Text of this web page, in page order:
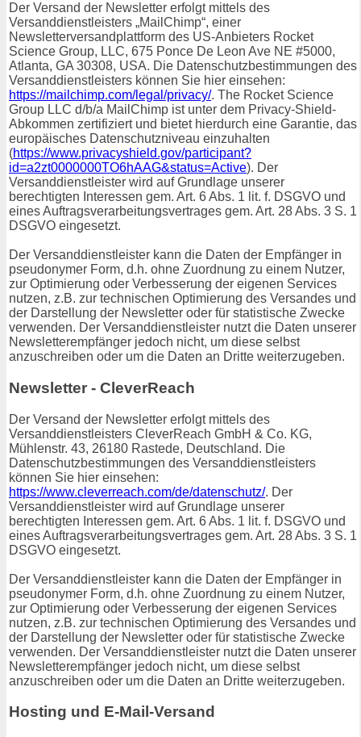
Der Versand der Newsletter erfolgt mittels des
Versanddienstleisters „MailChimp“, einer
Newsletterversandplattform des US-Anbieters Rocket
Science Group, LLC, 675 Ponce De Leon Ave NE #5000,
Atlanta, GA 30308, USA. Die Datenschutzbestimmungen des
Versanddienstleisters können Sie hier einsehen:
https://mailchimp.com/legal/privacy/. The Rocket Science
Group LLC d/b/a MailChimp ist unter dem Privacy-Shield-
Abkommen zertifiziert und bietet hierdurch eine Garantie, das
europäisches Datenschutzniveau einzuhalten
(https://www.privacyshield.gov/participant?
id=a2zt0000000TO6hAAG&status=Active). Der
Versanddienstleister wird auf Grundlage unserer
berechtigten Interessen gem. Art. 6 Abs. 1 lit. f. DSGVO und
eines Auftragsverarbeitungsvertrages gem. Art. 28 Abs. 3 S. 1
DSGVO eingesetzt.
Der Versanddienstleister kann die Daten der Empfänger in
pseudonymer Form, d.h. ohne Zuordnung zu einem Nutzer,
zur Optimierung oder Verbesserung der eigenen Services
nutzen, z.B. zur technischen Optimierung des Versandes und
der Darstellung der Newsletter oder für statistische Zwecke
verwenden. Der Versanddienstleister nutzt die Daten unserer
Newsletterempfänger jedoch nicht, um diese selbst
anzuschreiben oder um die Daten an Dritte weiterzugeben.
Newsletter - CleverReach
Der Versand der Newsletter erfolgt mittels des
Versanddienstleisters CleverReach GmbH & Co. KG,
Mühlenstr. 43, 26180 Rastede, Deutschland. Die
Datenschutzbestimmungen des Versanddienstleisters
können Sie hier einsehen:
https://www.cleverreach.com/de/datenschutz/. Der
Versanddienstleister wird auf Grundlage unserer
berechtigten Interessen gem. Art. 6 Abs. 1 lit. f. DSGVO und
eines Auftragsverarbeitungsvertrages gem. Art. 28 Abs. 3 S. 1
DSGVO eingesetzt.
Der Versanddienstleister kann die Daten der Empfänger in
pseudonymer Form, d.h. ohne Zuordnung zu einem Nutzer,
zur Optimierung oder Verbesserung der eigenen Services
nutzen, z.B. zur technischen Optimierung des Versandes und
der Darstellung der Newsletter oder für statistische Zwecke
verwenden. Der Versanddienstleister nutzt die Daten unserer
Newsletterempfänger jedoch nicht, um diese selbst
anzuschreiben oder um die Daten an Dritte weiterzugeben.
Hosting und E-Mail-Versand